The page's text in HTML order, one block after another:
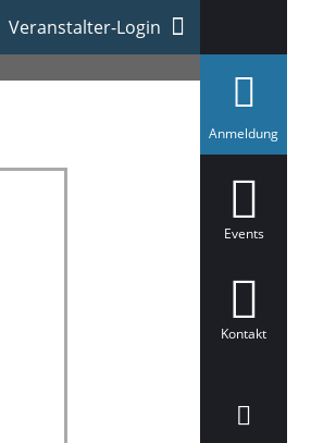
Veranstalter-Login
Anmeldunga
Events
Kontakt